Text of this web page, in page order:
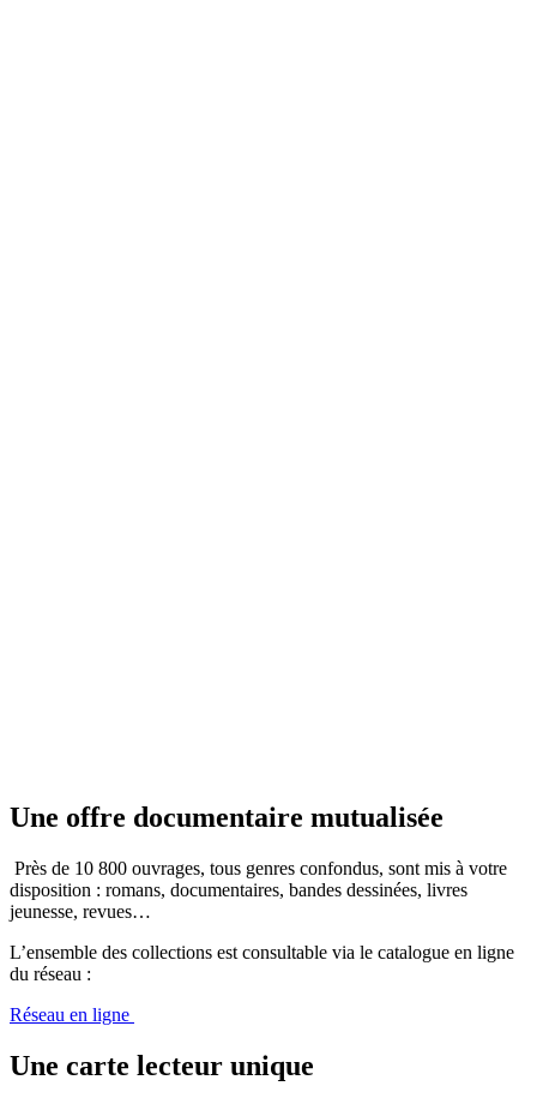
Une offre documentaire mutualisée
Près de 10 800 ouvrages, tous genres confondus, sont mis à votre
disposition : romans, documentaires, bandes dessinées, livres
jeunesse, revues…
L’ensemble des collections est consultable via le catalogue en ligne
du réseau :
Réseau en ligne
Une carte lecteur unique